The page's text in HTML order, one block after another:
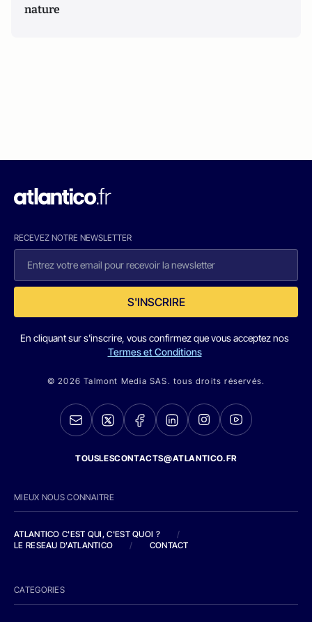
nature
RECEVEZ NOTRE NEWSLETTER
S'INSCRIRE
En cliquant sur s'inscrire, vous confirmez que vous acceptez nos
Termes et Conditions
© 2026 Talmont Media SAS. tous droits réservés.
TOUSLESCONTACTS@ATLANTICO.FR
MIEUX NOUS CONNAITRE
ATLANTICO C'EST QUI, C'EST QUOI ?
/
LE RESEAU D'ATLANTICO
/ CONTACT
CATEGORIES